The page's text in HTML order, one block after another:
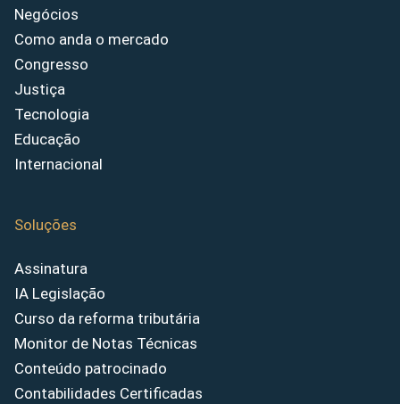
Negócios
Como anda o mercado
Congresso
Justiça
Tecnologia
Educação
Internacional
Soluções
Assinatura
IA Legislação
Curso da reforma tributária
Monitor de Notas Técnicas
Conteúdo patrocinado
Contabilidades Certificadas